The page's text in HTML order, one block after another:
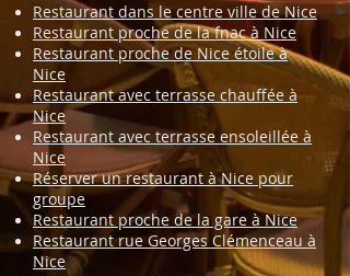
Restaurant dans le centre ville de Nice
Restaurant proche de la fnac à Nice
Restaurant proche de Nice étoile à
Nice
Restaurant avec terrasse chauffée à
Nice
Restaurant avec terrasse ensoleillée à
Nice
Réserver un restaurant à Nice pour
groupe
Restaurant proche de la gare à Nice
Restaurant rue Georges Clémenceau à
Nice